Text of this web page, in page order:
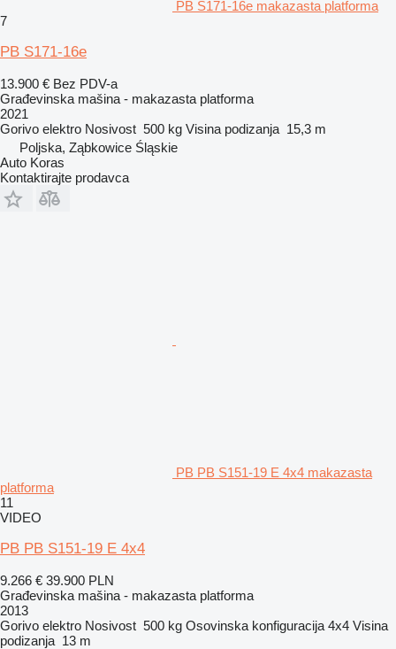
PB S171-16e makazasta platforma
7
PB S171-16e
13.900 € Bez PDV-a
Građevinska mašina - makazasta platforma
2021
Gorivo elektro Nosivost 500 kg Visina podizanja 15,3 m
Poljska, Ząbkowice Śląskie
Auto Koras
Kontaktirajte prodavca
PB PB S151-19 E 4x4 makazasta
platforma
11
VIDEO
PB PB S151-19 E 4x4
9.266 € 39.900 PLN
Građevinska mašina - makazasta platforma
2013
Gorivo elektro Nosivost 500 kg Osovinska konfiguracija 4x4 Visina
podizanja 13 m